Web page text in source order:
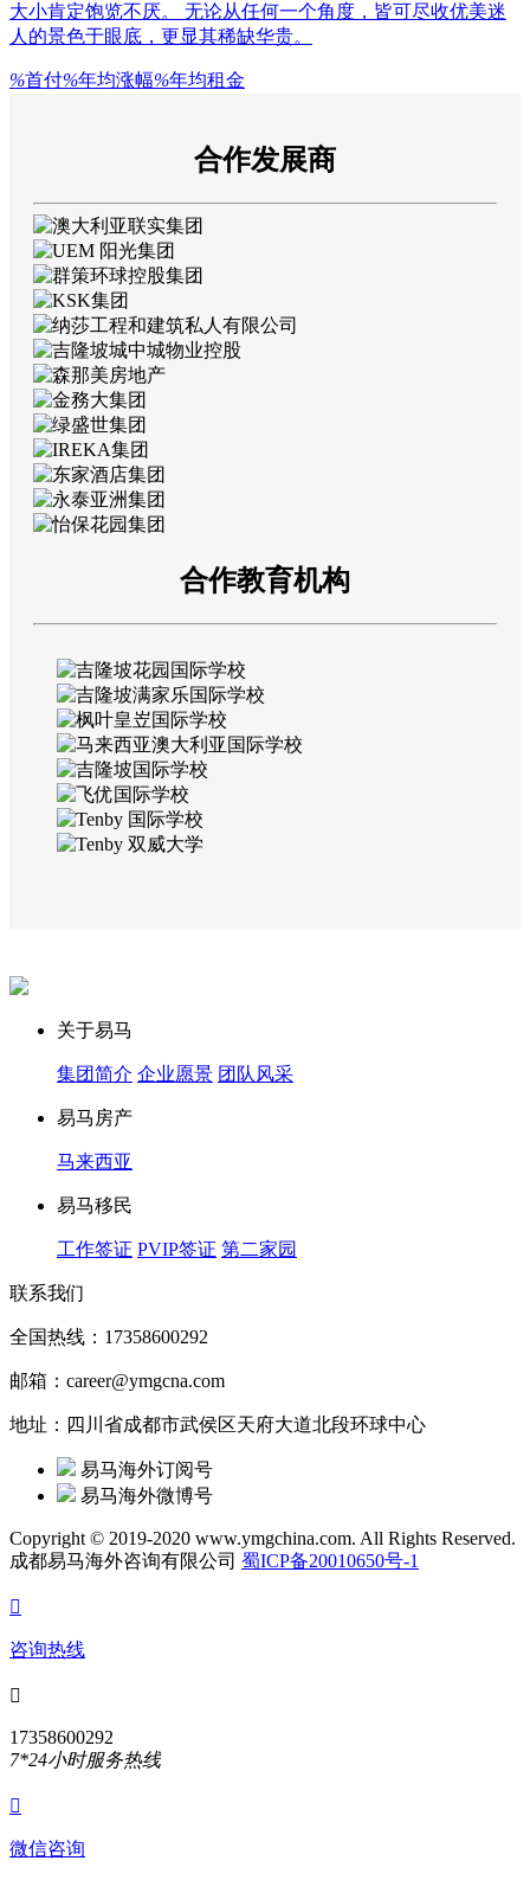
大小肯定饱览不厌。 无论从任何一个角度，皆可尽收优美迷
人的景色于眼底，更显其稀缺华贵。
%首付%年均涨幅%年均租金
合作发展商
合作教育机构
关于易马
集团简介 企业愿景 团队风采
易马房产
马来西亚
易马移民
工作签证 PVIP签证 第二家园
联系我们
全国热线：17358600292
邮箱：career@ymgcna.com
地址：四川省成都市武侯区天府大道北段环球中心
易马海外订阅号
易马海外微博号
Copyright © 2019-2020 www.ymgchina.com. All Rights Reserved.
成都易马海外咨询有限公司 蜀ICP备20010650号-1

咨询热线

17358600292
7*24小时服务热线

微信咨询